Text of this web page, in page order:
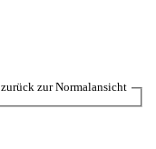
zurück zur Normalansicht